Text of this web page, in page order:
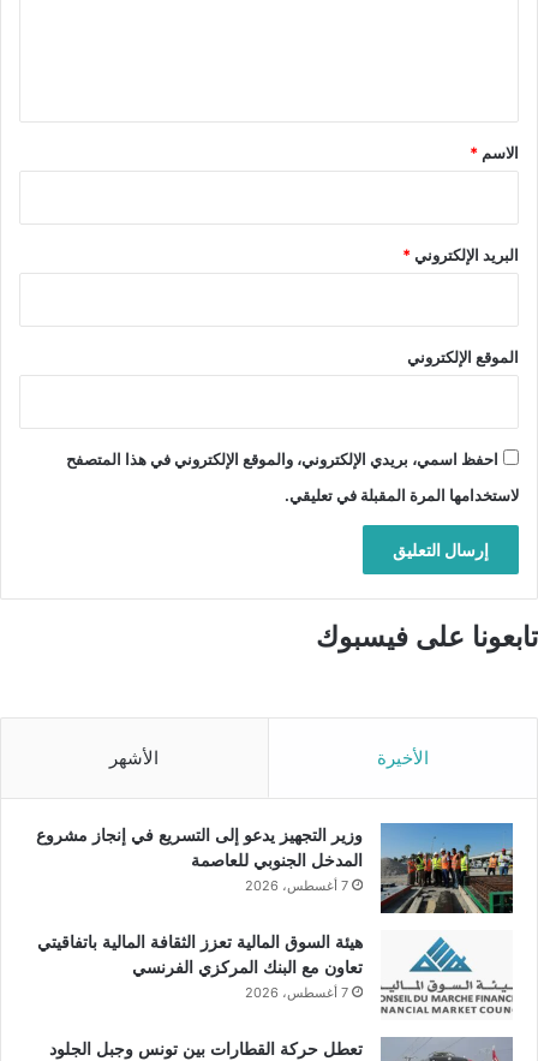
*
الاسم *
البريد الإلكتروني*
الموقع الإلكتروني
احفظ اسمي، بريدي الإلكتروني، والموقع الإلكتروني في هذا المتصفح
لاستخدامها المرة المقبلة في تعليقي.
تابعونا على فيسبوك
الأخيرة الأشهر
وزير التجهيز يدعو إلى التسريع في إنجاز مشروع
المدخل الجنوبي للعاصمة
7 أغسطس، 2026
هيئة السوق المالية تعزز الثقافة المالية باتفاقيتي
تعاون مع البنك المركزي الفرنسي
7 أغسطس، 2026
تعطل حركة القطارات بين تونس وجبل الجلود